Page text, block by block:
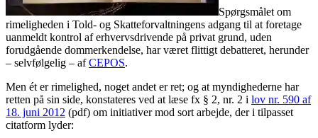
Spørgsmålet om
rimeligheden i Told- og Skatteforvaltningens adgang til at foretage
uanmeldt kontrol af erhvervsdrivende på privat grund, uden
forudgående dommerkendelse, har været flittigt debatteret, herunder
– selvfølgelig – afCEPOS.
Men ét er rimelighed, noget andet er ret; og at myndighederne har
retten på sin side, konstateres ved at læse fx § 2, nr. 2 i lov nr. 590 af
18. juni 2012 (pdf) om initiativer mod sort arbejde, der i tilpasset
citatform lyder: